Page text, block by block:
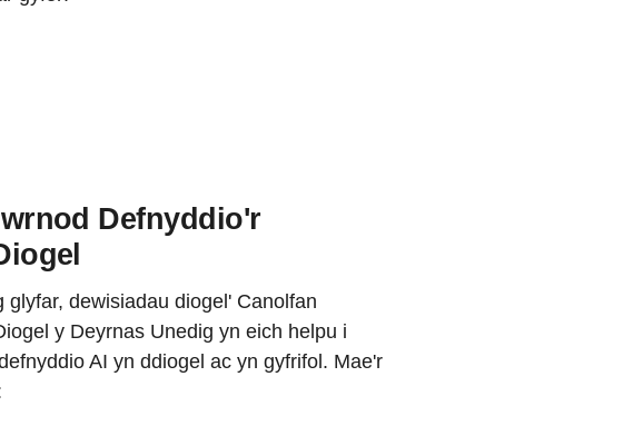
Defnyddio'r
dewisiadau diogel' Canolfan
y Deyrnas Unedig yn eich helpu i
AI yn ddiogel ac yn gyfrifol. Mae'r